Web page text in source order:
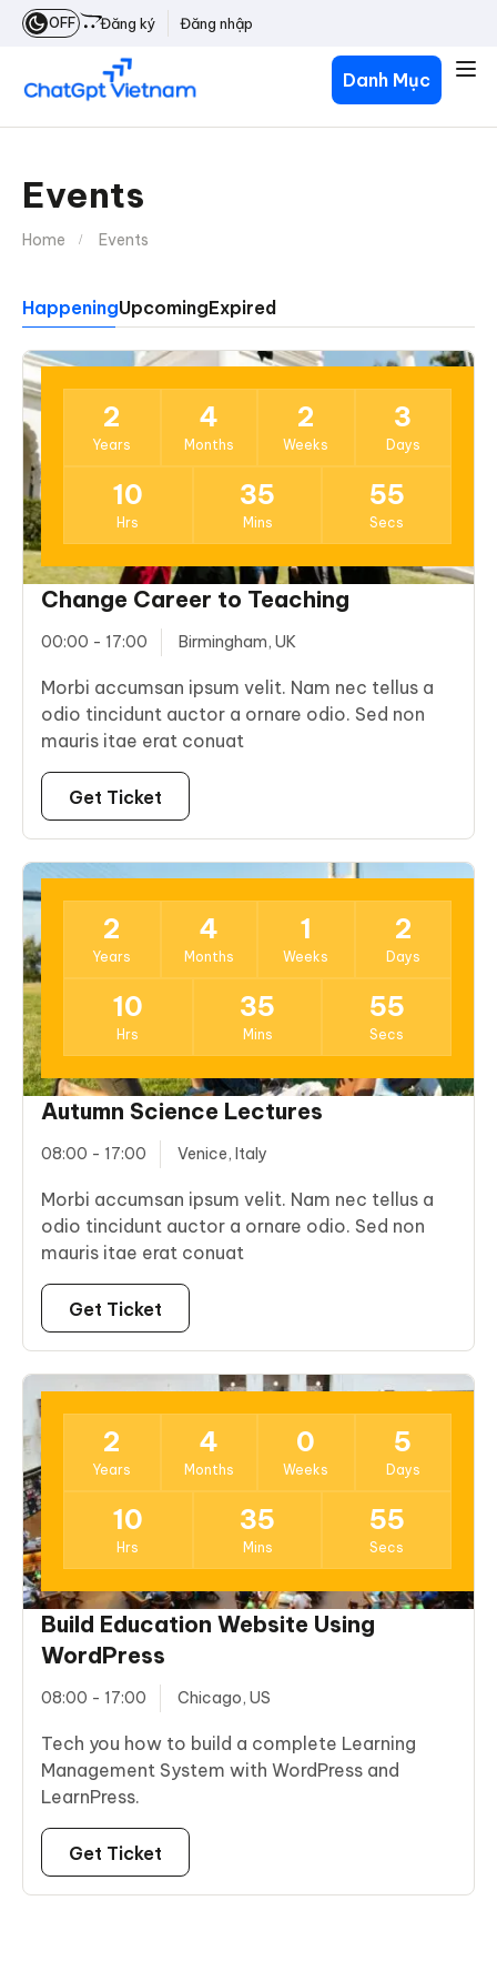
OFF Đăng ký Đăng nhập
Danh Mục
Events
Home Events
HappeningUpcomingExpired
23
2
Years
4
Months
2
Weeks
3
Days
10
Hrs
35
Mins
55
Secs
Change Career to Teaching
00:00 - 17:00 Birmingham, UK
Morbi accumsan ipsum velit. Nam nec tellus a
odio tincidunt auctor a ornare odio. Sed non
mauris itae erat conuat
Get Ticket
15
2
Years
4
Months
1
Weeks
2
Days
10
Hrs
35
Mins
55
Secs
Autumn Science Lectures
08:00 - 17:00 Venice, Italy
Morbi accumsan ipsum velit. Nam nec tellus a
odio tincidunt auctor a ornare odio. Sed non
mauris itae erat conuat
Get Ticket
11
2
Years
4
Months
0
Weeks
5
Days
10
Hrs
35
Mins
55
Secs
Build Education Website Using
WordPress
08:00 - 17:00 Chicago, US
Tech you how to build a complete Learning
Management System with WordPress and
LearnPress.
Get Ticket